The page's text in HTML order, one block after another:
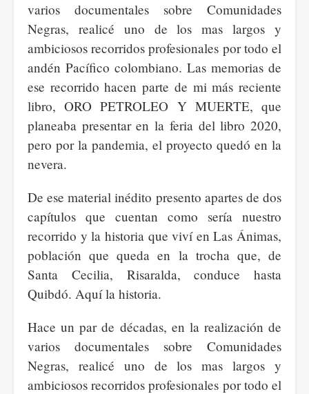
varios documentales sobre Comunidades
Negras, realicé uno de los mas largos y
ambiciosos recorridos profesionales por todo el
andén Pacífico colombiano. Las memorias de
ese recorrido hacen parte de mi más reciente
libro, ORO PETROLEO Y MUERTE, que
planeaba presentar en la feria del libro 2020,
pero por la pandemia, el proyecto quedó en la
nevera.
De ese material inédito presento apartes de dos
capítulos que cuentan como sería nuestro
recorrido y la historia que viví en Las Ánimas,
población que queda en la trocha que, de
Santa Cecilia, Risaralda, conduce hasta
Quibdó. Aquí la historia.
Hace un par de décadas, en la realización de
varios documentales sobre Comunidades
Negras, realicé uno de los mas largos y
ambiciosos recorridos profesionales por todo el